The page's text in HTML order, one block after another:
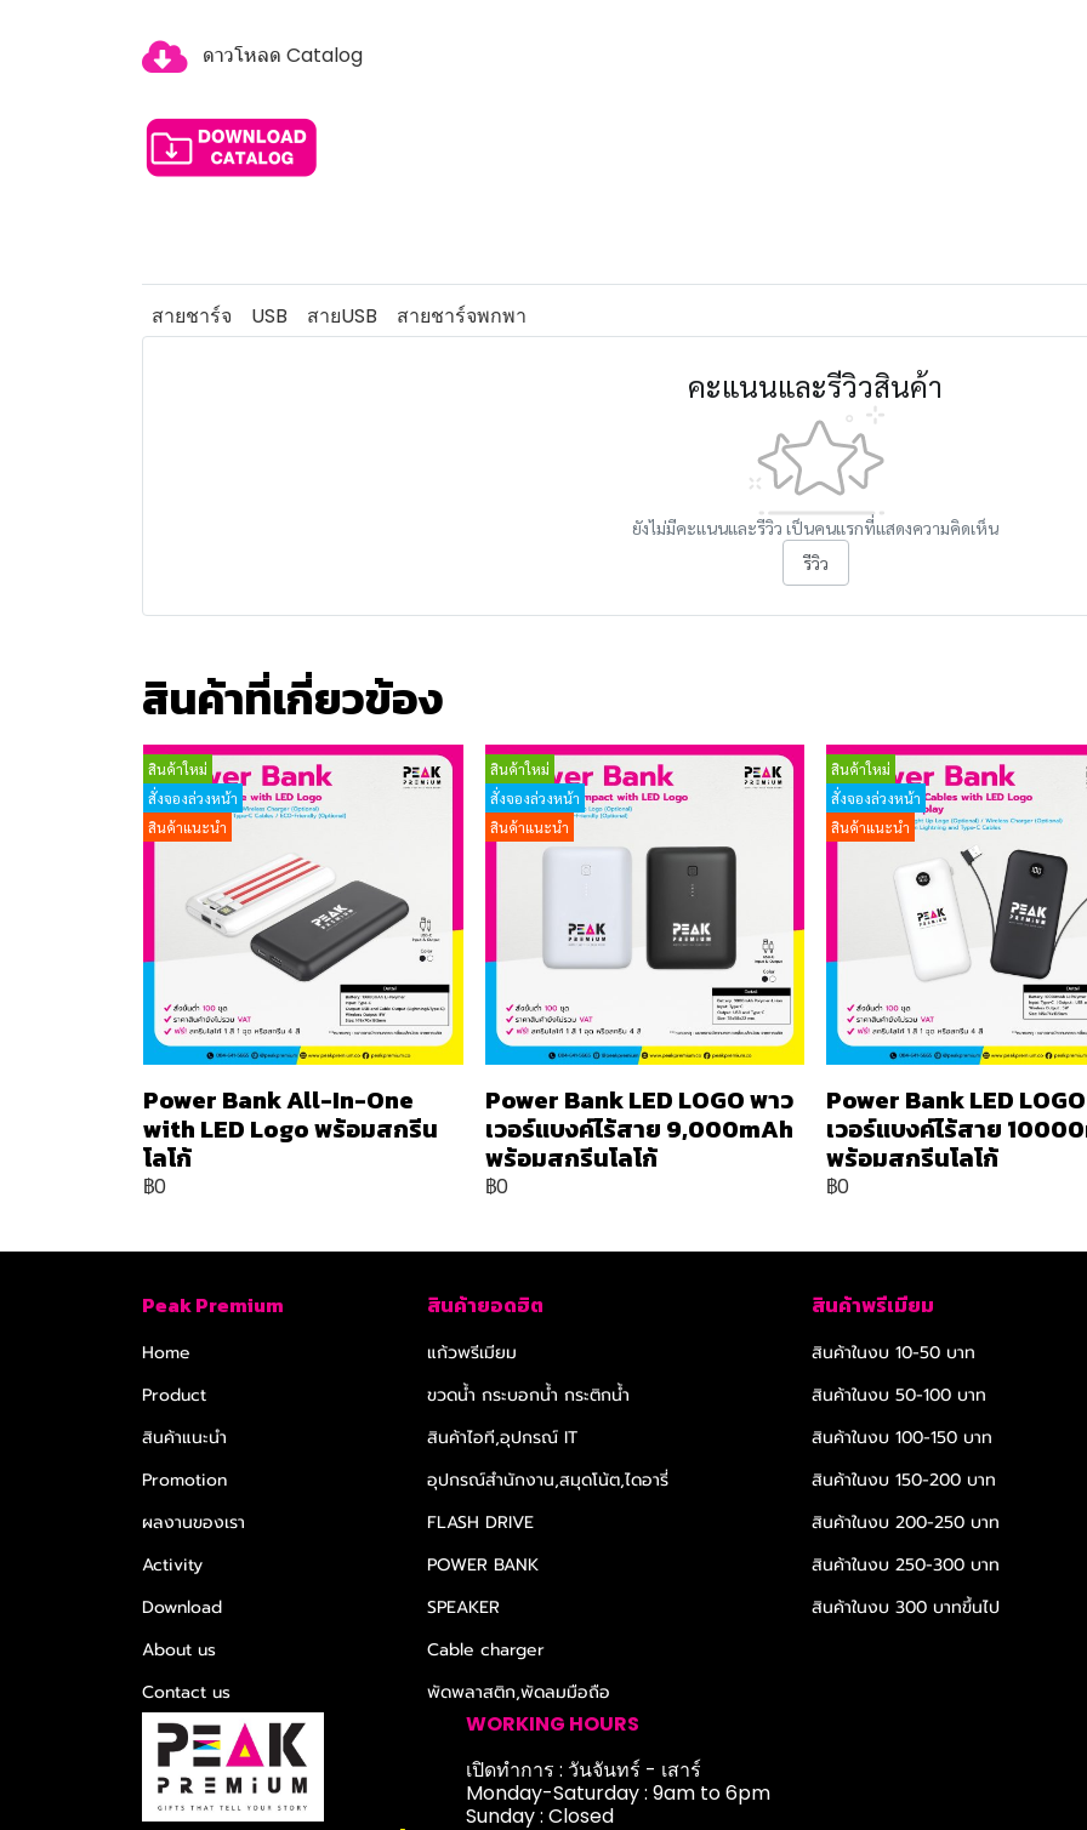
ดาวโหลด Catalog
สายชาร์จ USB สายUSB สายชาร์จพกพา
คะแนนและรีวิวสินค้า
ยังไม่มีคะแนนและรีวิว เป็นคนแรกที่แสดงความคิดเห็น
รีวิว
สินค้าที่เกี่ยวข้อง
สินค้าใหม่
สั่งจองล่วงหน้า
สินค้าแนะนำ
Power Bank All-In-One
with LED Logo พร้อมสกรีน
โลโก้
฿0
สินค้าใหม่
สั่งจองล่วงหน้า
สินค้าแนะนำ
Power Bank LED LOGO พาว
เวอร์แบงค์ไร้สาย 9,000mAh
พร้อมสกรีนโลโก้
฿0
สินค้าใหม่
สั่งจองล่วงหน้า
สินค้าแนะนำ
Power Bank LED
เวอร์แบงค์ไร้สาย
พร้อมสกรีนโลโก้
฿0
Peak Premium
Home
Product
สินค้าแนะนำ
Promotion
ผลงานของเรา
Activity
Download
About us
Contact us
สินค้ายอดฮิต
แก้วพรีเมียม
ขวดน้ำ กระบอกน้ำ กระติกน้ำ
สินค้าไอที,อุปกรณ์ IT
อุปกรณ์สำนักงาน,สมุดโน้ต,ไดอารี่
FLASH DRIVE
POWER BANK
SPEAKER
Cable charger
พัดพลาสติก,พัดลมมือถือ
สินค้าพรีเมียม
สินค้าในงบ 10-50 บาท
สินค้าในงบ 50-100 บาท
สินค้าในงบ 100-150 บาท
สินค้าในงบ 150-200 บาท
สินค้าในงบ 200-250 บาท
สินค้าในงบ 250-300 บาท
สินค้าในงบ 300 บาทขึ้นไป
WORKING HOURS
เปิดทำการ : วันจันทร์ - เสาร์
Monday-Saturday : 9am to 6pm
Sunday : Closed